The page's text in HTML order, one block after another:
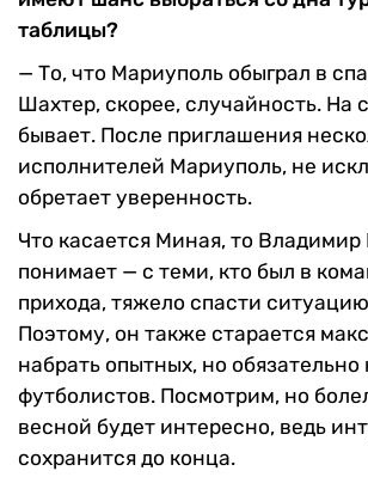
таблицы?
— То, что Мариуполь обыграл в
Шахтер, скорее, случайность. На
бывает. После приглашения
исполнителей Мариуполь, не
обретает уверенность.
Что касается Миная, то
понимает — с теми, кто был в
прихода, тяжело спасти
Поэтому, он также старается
набрать опытных, но обязательно
футболистов. Посмотрим, но
весной будет интересно, ведь
сохранится до конца.